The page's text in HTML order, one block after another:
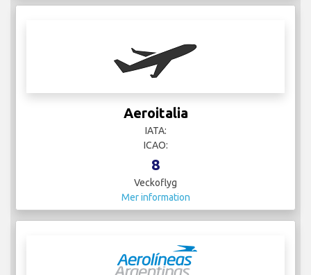
Aeroitalia
IATA:
ICAO:
8
Veckoflyg
Mer information